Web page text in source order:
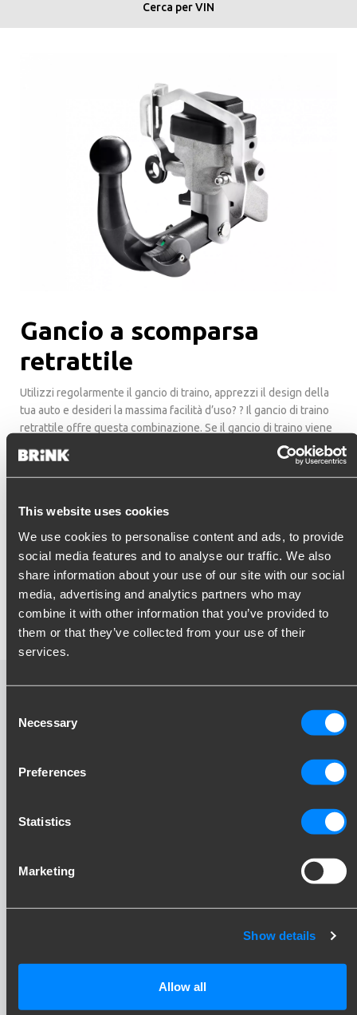
This website uses cookies
We use cookies to personalise content and ads, to provide
social media features and to analyse our traffic. We also
share information about your use of our site with our social
media, advertising and analytics partners who may
combine it with other information that you’ve provided to
them or that they’ve collected from your use of their
services.
Selection
Necessary
Preferences
Statistics
Marketing
Show details
Allow all
Cerca per VIN
Gancio a scomparsa
retrattile
Utilizzi regolarmente il gancio di traino, apprezzi il design della
tua auto e desideri la massima facilità d’uso? ? Il gancio di traino
retrattile offre questa combinazione. Se il gancio di traino viene
riposto, non c’è nulla che indichi la presenza di esso sotto la tua
auto e hai solo bisogno di un semplice movimento della mano
prima che sia pronto per essere riutilizzato.
Per le persone che usano i ganci traino regolarmente, che
trovano il design della propria auto fondamentale e che
vogliono la massima facilitá di utilizzo, Brink ha sviluppato il
gancio traino a scomparsa. Con un semplice movimento della
mano il porta presa e la sfera sono pronti all’uso. Dopo l’utilizzo,
possono essere riposti dietro al paraurti con un semplice
movimento.
retrattile - video
Rimani aggiornato!